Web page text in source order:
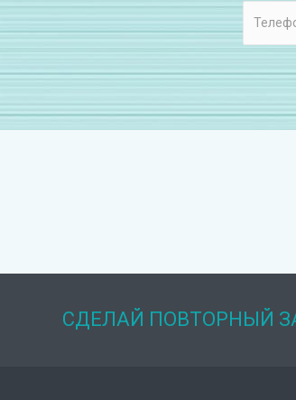
СДЕЛАЙ ПОВТОРНЫЙ